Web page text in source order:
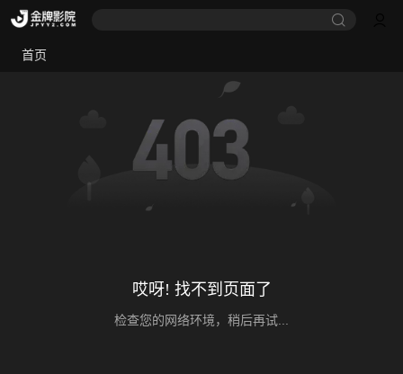
首页
哎呀! 找不到页面了
检查您的网络环境，稍后再试...